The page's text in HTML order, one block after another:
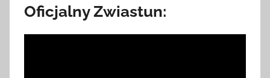
Oficjalny Zwiastun: